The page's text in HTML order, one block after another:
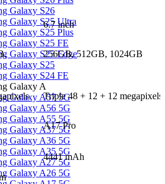
Galaxy S26
Galaxy S25 Ultra
Galaxy S25 Plus
Galaxy S25 FE
Galaxy S25 Edge
Galaxy S25
Galaxy S24 FE
Galaxy A
Galaxy A57 5G
Galaxy A56 5G
Galaxy A55 5G
Galaxy A37 5G
Galaxy A36 5G
Galaxy A35 5G
Galaxy A27 5G
Galaxy A26 5G
6.7 inch
256GB, 512GB, 1024GB
Triple 48 + 12 + 12 megapixels
A17 Pro
4441 mAh